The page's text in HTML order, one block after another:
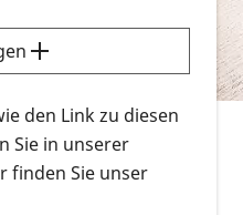
nach Infonmaterial
bzw. herunterladen
Erklärvideos zum
RETINA-Website
Menschen an.
Infomaterial
den Link zu diesen
Sie in unserer
finden Sie unser